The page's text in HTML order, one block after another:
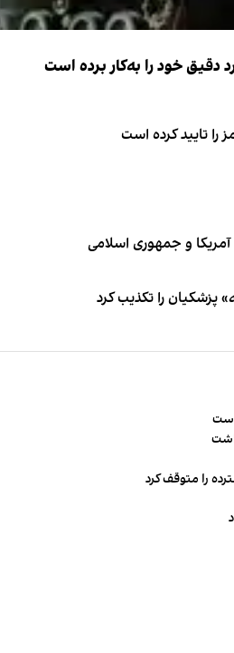
دقیق خود را به‌کار برده است
تایید کرده است
و جمهوری اسلامی
را تکذیب کرد
را متوقف کرد